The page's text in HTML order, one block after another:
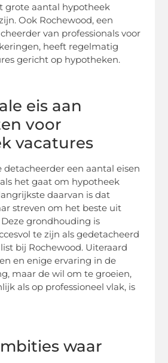
grote aantal hypotheek
Ook Rochewood, een
van professionals voor
heeft regelmatig
gericht op hypotheken.
eis aan
voor
vacatures
detacheerder een aantal eisen
het gaat om hypotheek
daarvan is dat
streven om het beste uit
grondhouding is
te zijn als gedetacheerd
bij Rochewood. Uiteraard
en enige ervaring in de
maar de wil om te groeien,
als op professioneel vlak, is
waar